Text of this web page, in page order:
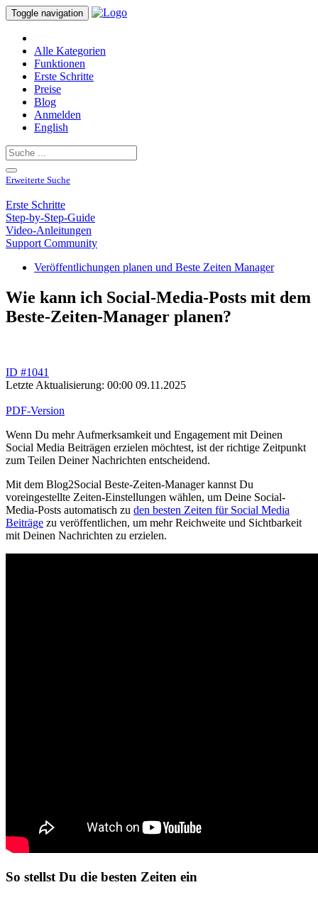
Toggle navigation
Alle Kategorien
Funktionen
Erste Schritte
Preise
Blog
Anmelden
English
Erweiterte Suche
Erste Schritte
Step-by-Step-Guide
Video-Anleitungen
Support Community
Veröffentlichungen planen und Beste Zeiten Manager
Wie kann ich Social-Media-Posts mit dem
Beste-Zeiten-Manager planen?
ID #1041
Letzte Aktualisierung: 00:00 09.11.2025
PDF-Version
Wenn Du mehr Aufmerksamkeit und Engagement mit Deinen
Social Media Beiträgen erzielen möchtest, ist der richtige Zeitpunkt
zum Teilen Deiner Nachrichten entscheidend.
Mit dem Blog2Social Beste-Zeiten-Manager kannst Du
voreingestellte Zeiten-Einstellungen wählen, um Deine Social-
Media-Posts automatisch zu den besten Zeiten für Social Media
Beiträge zu veröffentlichen, um mehr Reichweite und Sichtbarkeit
mit Deinen Nachrichten zu erzielen.
So stellst Du die besten Zeiten ein